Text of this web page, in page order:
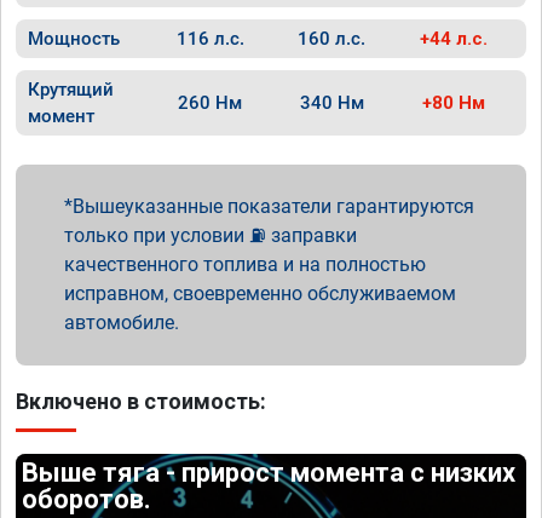
Мощность 116 л.с. 160 л.с. +44 л.с.
Крутящий
момент
260 Нм 340 Нм +80 Нм
Вышеуказанные показатели гарантируются
только при условии ⛽ заправки
качественного топлива и на полностью
исправном, своевременно обслуживаемом
автомобиле.
Включено в стоимость:
Выше тяга - прирост момента с низких
оборотов.